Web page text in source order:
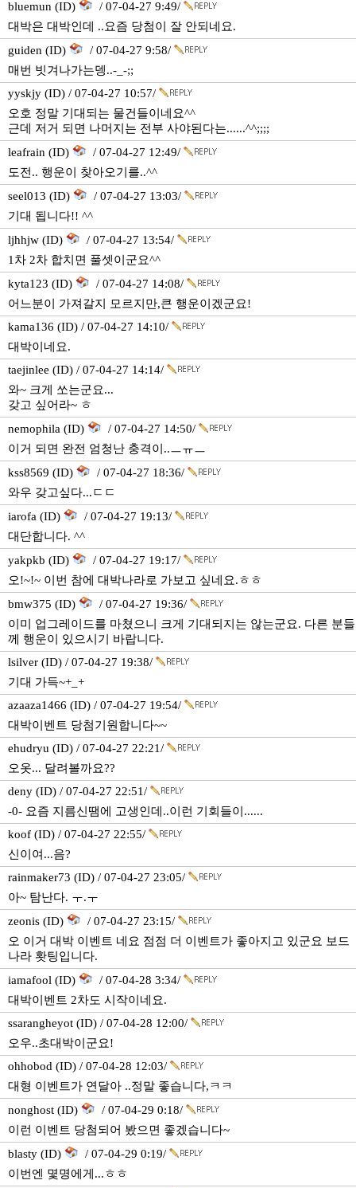
bluemun (ID)
/ 07-04-27 9:49/
대박은 대박인데 ..요즘 당첨이 잘 안되네요.
guiden (ID)
/ 07-04-27 9:58/
매번 빗겨나가는뎅..-_-;;
yyskjy (ID) / 07-04-27 10:57/
오호 정말 기대되는 물건들이네요^^
근데 저거 되면 나머지는 전부 사야된다는......^^;;;;
leafrain (ID)
/ 07-04-27 12:49/
도전.. 행운이 찾아오기를..^^
seel013 (ID)
/ 07-04-27 13:03/
기대 됩니다!! ^^
ljhhjw (ID)
/ 07-04-27 13:54/
1차 2차 합치면 풀셋이군요^^
kyta123 (ID)
/ 07-04-27 14:08/
어느분이 가져갈지 모르지만,큰 행운이겠군요!
kama136 (ID) / 07-04-27 14:10/
대박이네요.
taejinlee (ID) / 07-04-27 14:14/
와~ 크게 쏘는군요...
갖고 싶어라~ ㅎ
nemophila (ID)
/ 07-04-27 14:50/
이거 되면 완전 엄청난 충격이..ㅡㅠㅡ
kss8569 (ID)
/ 07-04-27 18:36/
와우 갖고싶다...ㄷㄷ
iarofa (ID)
/ 07-04-27 19:13/
대단합니다. ^^
yakpkb (ID)
/ 07-04-27 19:17/
오!~!~ 이번 참에 대박나라로 가보고 싶네요.ㅎㅎ
bmw375 (ID)
/ 07-04-27 19:36/
이미 업그레이드를 마쳤으니 크게 기대되지는 않는군요. 다른 분들
께 행운이 있으시기 바랍니다.
lsilver (ID) / 07-04-27 19:38/
기대 가득~+_+
azaaza1466 (ID) / 07-04-27 19:54/
대박이벤트 당첨기원합니다~~
ehudryu (ID) / 07-04-27 22:21/
오옷... 달려볼까요??
deny (ID) / 07-04-27 22:51/
-0- 요즘 지름신땜에 고생인데..이런 기회들이......
koof (ID) / 07-04-27 22:55/
신이여...음?
rainmaker73 (ID) / 07-04-27 23:05/
아~ 탐난다. ㅜ.ㅜ
zeonis (ID)
/ 07-04-27 23:15/
오 이거 대박 이벤트 네요 점점 더 이벤트가 좋아지고 있군요 보드
나라 홧팅입니다.
iamafool (ID)
/ 07-04-28 3:34/
대박이벤트 2차도 시작이네요.
ssarangheyot (ID) / 07-04-28 12:00/
오우..초대박이군요!
ohhobod (ID) / 07-04-28 12:03/
대형 이벤트가 연달아 ..정말 좋습니다,ㅋㅋ
nonghost (ID)
/ 07-04-29 0:18/
이런 이벤트 당첨되어 봤으면 좋겠습니다~
blasty (ID)
/ 07-04-29 0:19/
이번엔 몇명에게...ㅎㅎ